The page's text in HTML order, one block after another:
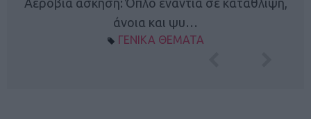
άνοια και ψυ…
ΓΕΝΙΚΑ ΘΕΜΑΤΑ